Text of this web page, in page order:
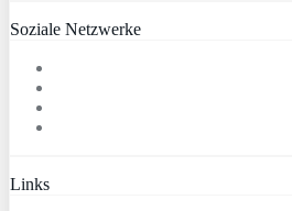
Soziale Netzwerke
Links